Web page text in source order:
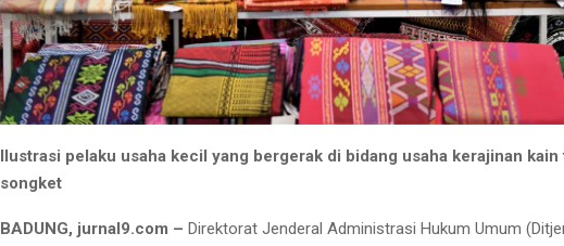
Ilustrasi pelaku usaha kecil yang bergerak di bidang usaha kerajinan kain
songket
BADUNG, jurnal9.com – Direktorat Jenderal Administrasi Hukum Umum